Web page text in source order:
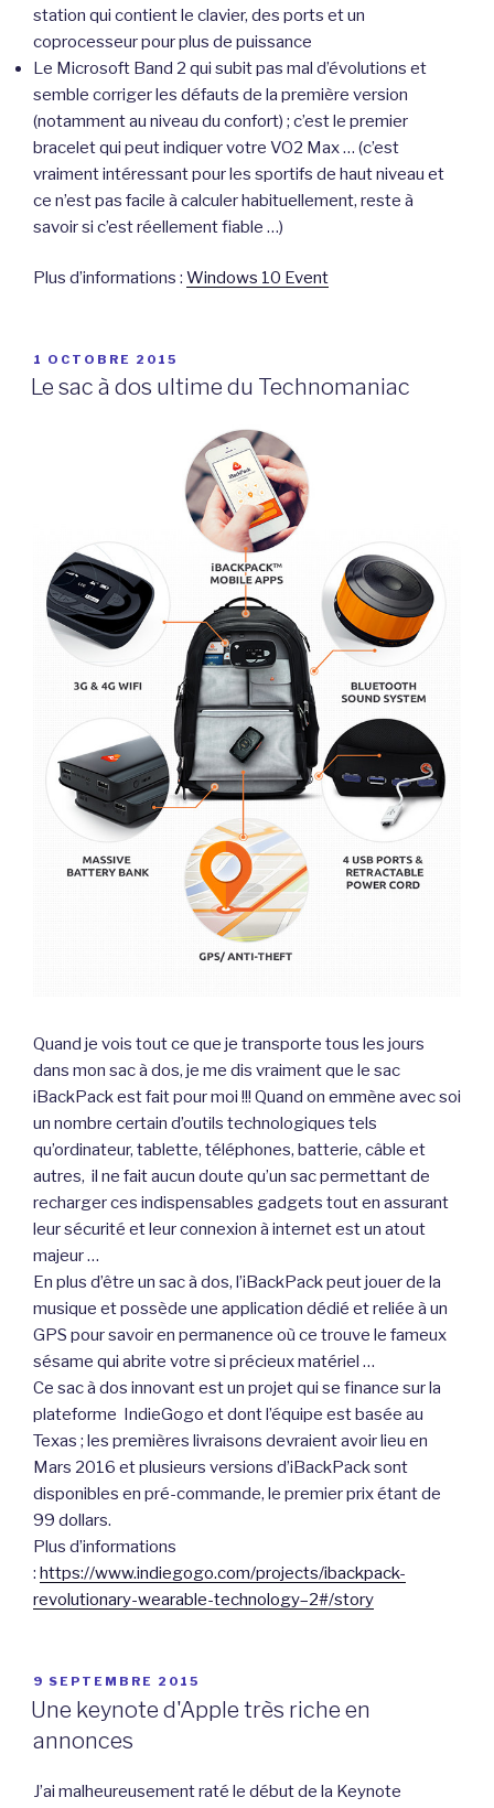
station qui contient le clavier, des ports et un
coprocesseur pour plus de puissance
Le Microsoft Band 2 qui subit pas mal d’évolutions et
semble corriger les défauts de la première version
(notamment au niveau du confort) ; c’est le premier
bracelet qui peut indiquer votre VO2 Max … (c’est
vraiment intéressant pour les sportifs de haut niveau et
ce n’est pas facile à calculer habituellement, reste à
savoir si c’est réellement fiable …)
Plus d’informations : Windows 10 Event
PUBLIÉ
LE
1 OCTOBRE 2015
Le sac à dos ultime du Technomaniac
Quand je vois tout ce que je transporte tous les jours
dans mon sac à dos, je me dis vraiment que le sac
iBackPack est fait pour moi !!! Quand on emmène avec soi
un nombre certain d’outils technologiques tels
qu’ordinateur, tablette, téléphones, batterie, câble et
autres, il ne fait aucun doute qu’un sac permettant de
recharger ces indispensables gadgets tout en assurant
leur sécurité et leur connexion à internet est un atout
majeur …
En plus d’être un sac à dos, l’iBackPack peut jouer de la
musique et possède une application dédié et reliée à un
GPS pour savoir en permanence où ce trouve le fameux
sésame qui abrite votre si précieux matériel …
Ce sac à dos innovant est un projet qui se finance sur la
plateforme IndieGogo et dont l’équipe est basée au
Texas ; les premières livraisons devraient avoir lieu en
Mars 2016 et plusieurs versions d’iBackPack sont
disponibles en pré-commande, le premier prix étant de
99 dollars.
Plus d’informations
: https://www.indiegogo.com/projects/ibackpack-
revolutionary-wearable-technology–2#/story
PUBLIÉ
LE
9 SEPTEMBRE 2015
Une keynote d'Apple très riche en
annonces
J’ai malheureusement raté le début de la Keynote